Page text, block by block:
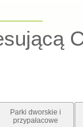
Parki dworskie i
przypałacowe